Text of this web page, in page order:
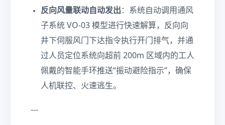
反向风量联动自动发出 ：系统自动调用通风
子系统 VO-03 模型进行快速解算，反向向
井下伺服风门下达指令执行开门排气，并通
过人员定位系统向超前 200m 区域内的工人
佩戴的智能手环推送“振动避险指示”，确保
人机联控、火速逃生。
---